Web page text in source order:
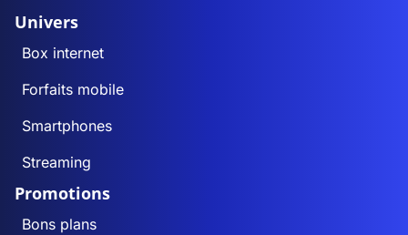
Univers
Box internet
Forfaits mobile
Smartphones
Streaming
Promotions
Bons plans